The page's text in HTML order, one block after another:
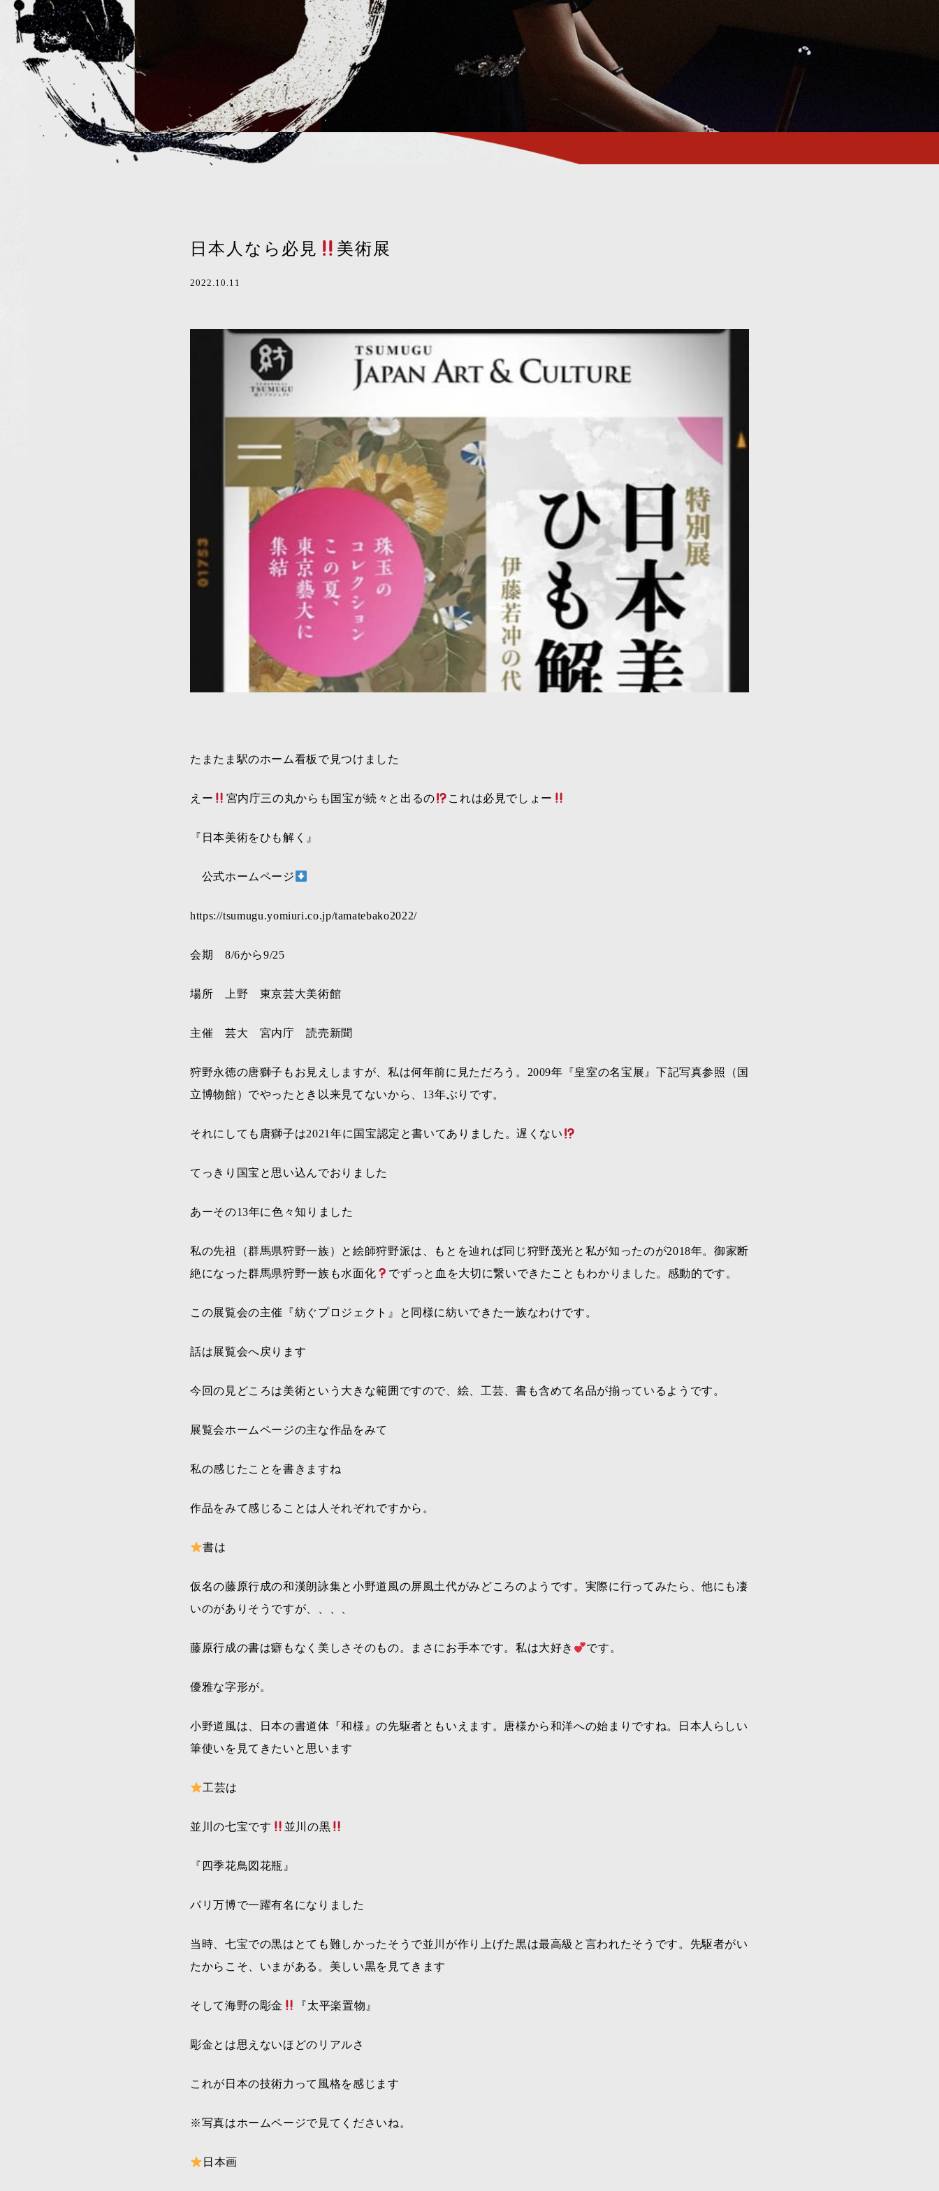
日本人なら必見 美術展
2022.10.11
たまたま駅のホーム看板で見つけました
えー 宮内庁三の丸からも国宝が続々と出るの これは必見でしょー
『日本美術をひも解く』
公式ホームページ
https://tsumugu.yomiuri.co.jp/tamatebako2022/
会期 8/6から9/25
場所 上野 東京芸大美術館
主催 芸大 宮内庁 読売新聞
狩野永徳の唐獅子もお見えしますが、私は何年前に見ただろう。2009年『皇室の名宝展』下記写真参照（国
立博物館）でやったとき以来見てないから、13年ぶりです。
それにしても唐獅子は2021年に国宝認定と書いてありました。遅くない
てっきり国宝と思い込んでおりました
あーその13年に色々知りました
私の先祖（群馬県狩野一族）と絵師狩野派は、もとを辿れば同じ狩野茂光と私が知ったのが2018年。御家断
絶になった群馬県狩野一族も水面化
でずっと血を大切に繋いできたこともわかりました。感動的です。
この展覧会の主催『紡ぐプロジェクト』と同様に紡いできた一族なわけです。
話は展覧会へ戻ります
今回の見どころは美術という大きな範囲ですので、絵、工芸、書も含めて名品が揃っているようです。
展覧会ホームページの主な作品をみて
私の感じたことを書きますね
作品をみて感じることは人それぞれですから。
書は
仮名の藤原行成の和漢朗詠集と小野道風の屏風土代がみどころのようです。実際に行ってみたら、他にも凄
いのがありそうですが、、、、
藤原行成の書は癖もなく美しさそのもの。まさにお手本です。私は大好き です。
優雅な字形が。
小野道風は、日本の書道体『和様』の先駆者ともいえます。唐様から和洋への始まりですね。日本人らしい
筆使いを見てきたいと思います
工芸は
並川の七宝です 並川の黒
『四季花鳥図花瓶』
パリ万博で一躍有名になりました
当時、七宝での黒はとても難しかったそうで並川が作り上げた黒は最高級と言われたそうです。先駆者がい
たからこそ、いまがある。美しい黒を見てきます
そして海野の彫金 『太平楽置物』
彫金とは思えないほどのリアルさ
これが日本の技術力って風格を感じます
※写真はホームページで見てくださいね。
日本画